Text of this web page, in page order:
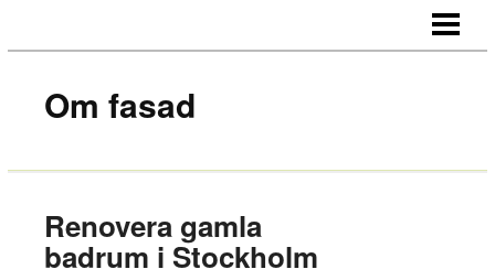
KONTAKT
Om fasad
Renovera gamla
badrum i Stockholm